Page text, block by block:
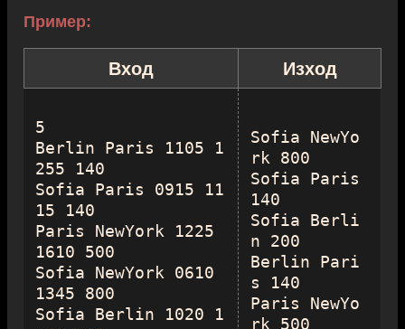
Пример:
Вход Изход
5
Berlin Paris 1105 1
255 140
Sofia Paris 0915 11
15 140
Paris NewYork 1225
1610 500
Sofia NewYork 0610
1345 800
Sofia Berlin 1020 1
Sofia NewYo
rk 800
Sofia Paris
140
Sofia Berli
n 200
Berlin Pari
s 140
Paris NewYo